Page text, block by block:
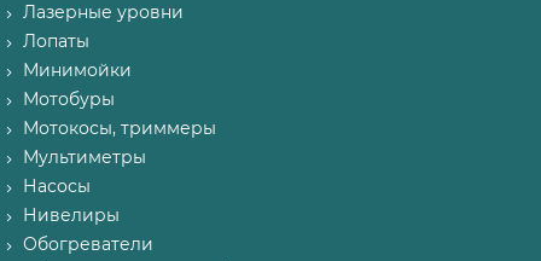
Лазерные уровни
Лопаты
Минимойки
Мотобуры
Мотокосы, триммеры
Мультиметры
Насосы
Нивелиры
Обогреватели